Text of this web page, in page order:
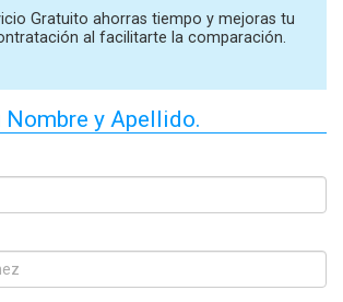
Gratuito ahorras tiempo y mejoras tu
al facilitarte la comparación.
Nombre y Apellido.